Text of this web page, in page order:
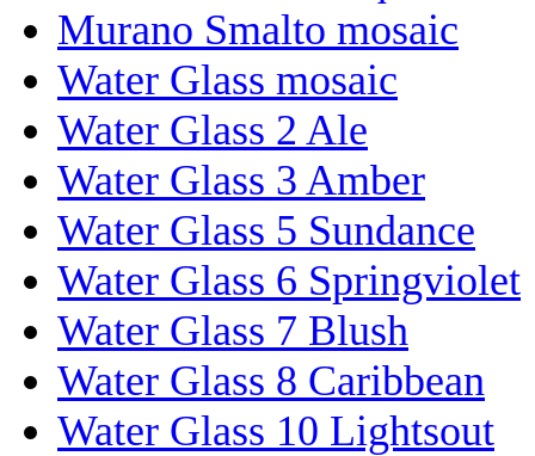
Murano Smalto mosaic
Water Glass mosaic
Water Glass 2 Ale
Water Glass 3 Amber
Water Glass 5 Sundance
Water Glass 6 Springviolet
Water Glass 7 Blush
Water Glass 8 Caribbean
Water Glass 10 Lightsout